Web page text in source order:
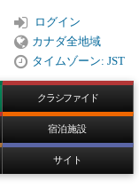
ログイン
カナダ全地域
タイムゾーン: JST
クラシファイド
宿泊施設
サイト